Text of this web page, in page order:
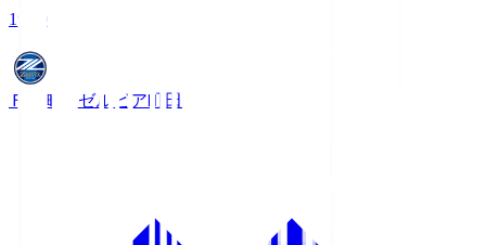
19:00
ＦＣ町田ゼルビア町田